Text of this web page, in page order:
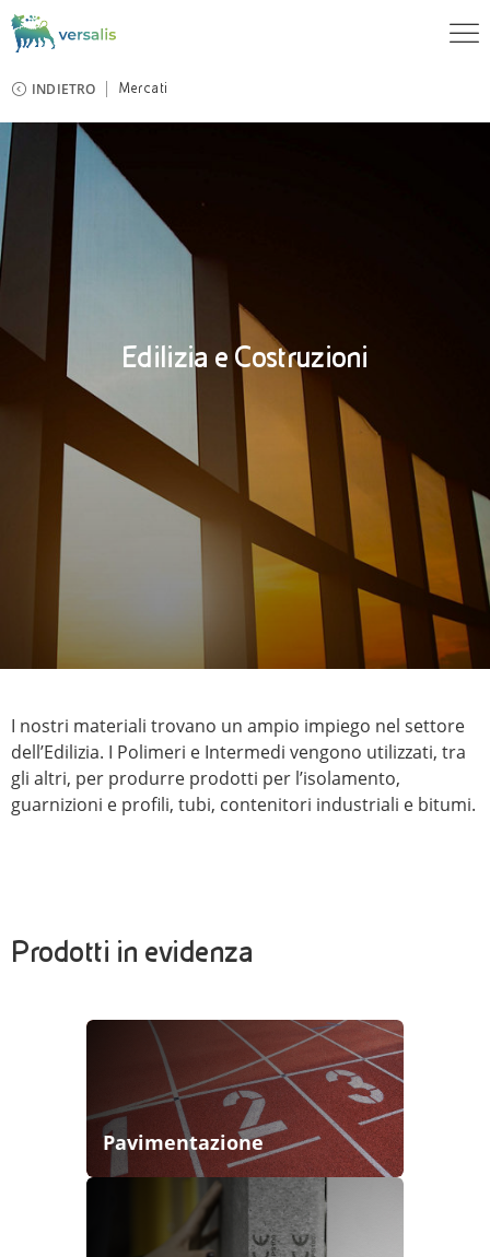
INDIETRO Mercati
Edilizia e Costruzioni
I nostri materiali trovano un ampio impiego nel settore
dell’Edilizia. I Polimeri e Intermedi vengono utilizzati, tra
gli altri, per produrre prodotti per l’isolamento,
guarnizioni e profili, tubi, contenitori industriali e bitumi.
Prodotti in evidenza
Pavimentazione